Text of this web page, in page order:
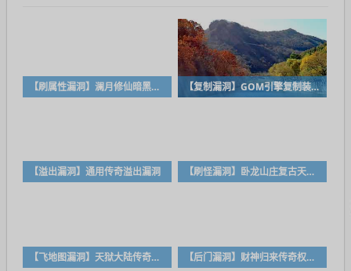
【刷属性漏洞】澜月修仙暗黑复古三职业传奇无限刷属性漏洞 【复制漏洞】GOM引擎复制装备漏洞、复制材料漏洞、复制元宝漏洞！
【溢出漏洞】通用传奇溢出漏洞 【刷怪漏洞】卧龙山庄复古天命传奇刷怪漏洞！
【飞地图漏洞】天狱大陆传奇漏洞！ 【后门漏洞】财神归来传奇权限后门漏洞